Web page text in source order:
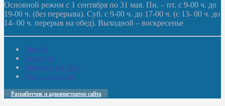
Основной режим с 1 сентября по 31 мая. Пн. – пт. с 9-00 ч. до
19-00 ч. (без перерыва). Суб. с 9-00 ч. до 17-00 ч. (с 13- 00 ч. до
14- 00 ч. перерыв на обед). Выходной – воскресенье
Домой
Новости
Документы. Все
Мы в соцсетях
Разработчик и администратор сайта